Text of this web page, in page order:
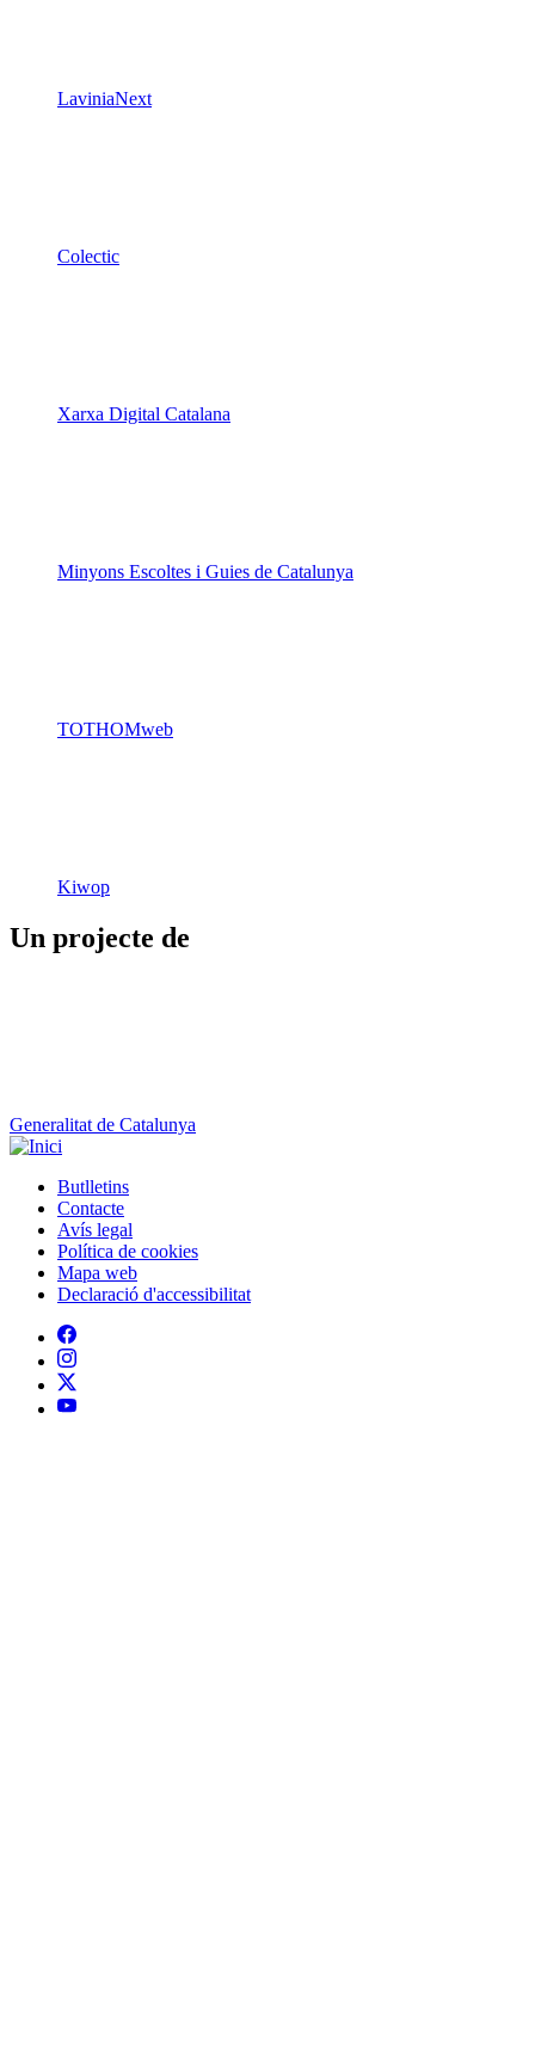
LaviniaNext
Colectic
Xarxa Digital Catalana
Minyons Escoltes i Guies de Catalunya
TOTHOMweb
Kiwop
Un projecte de
Generalitat de Catalunya
Peu
Butlletins
Contacte
Avís legal
Política de cookies
Mapa web
Declaració d'accessibilitat